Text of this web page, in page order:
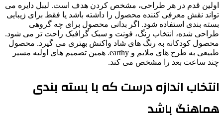
اولین قدم در هر طراحی، مشخص کردن هدف است. لیبل دایره می
تواند نقش معرفی کننده محصول را داشته باشد یا فقط برای زیبایی
بسته بندی استفاده شود. اگر بدانی محصول برای چه گروهی
طراحی شده، انتخاب رنگ، فونت و سبک گرافیک راحت تر می شود.
محصول کودکانه به رنگ های شاد واکنش بهتری می گیرد. محصول
طبیعی به طرح های ملایم و earthy. همین تصمیم های اولیه مسیر
چند ساعت بعد را مشخص می کند.
انتخاب اندازه درست که با بسته بندی
هماهنگ باشد